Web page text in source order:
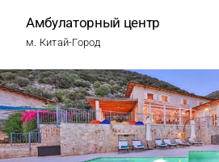
Амбулаторный центр
м. Китай-Город